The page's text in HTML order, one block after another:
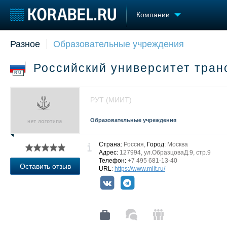
Компании
Судостроение
Новости
Репутация
Работа
Крюинг
Реклама
Торговая площадка
Продажа флота
Изделия
Услуги
Личности
Разное Образовательные учреждения
RU Российский университет
РУТ (МИИТ)
Образовательные учреждения
Оставить отзыв
Страна: Россия, Город: Москва
Адрес: 127994, ул.ОбразцоваД.9, стр.9
Телефон: +7 495 681-13-40
URL: https://www.miit.ru/